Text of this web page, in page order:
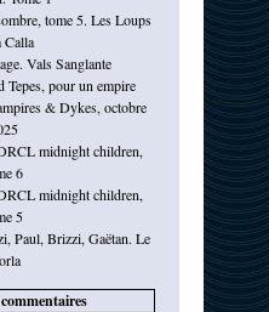
tome 5. Les Loups
Calla
Vals Sanglante
pour un empire
& Dykes, octobre
midnight children,
6
midnight children,
5
Paul, Brizzi, Gaëtan. Le